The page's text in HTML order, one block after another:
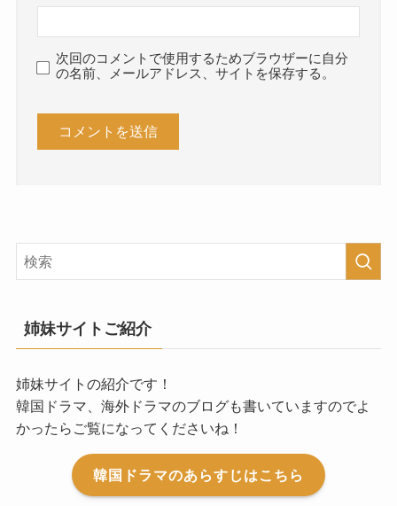
次回のコメントで使用するためブラウザーに自分
の名前、メールアドレス、サイトを保存する。
姉妹サイトご紹介
姉妹サイトの紹介です！
韓国ドラマ、海外ドラマのブログも書いていますのでよ
かったらご覧になってくださいね！
韓国ドラマのあらすじはこちら